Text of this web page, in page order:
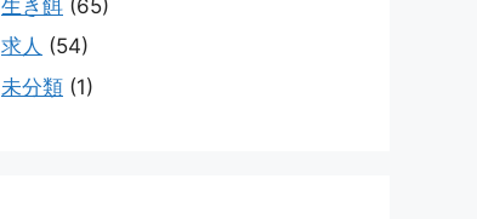
生き餌 (65)
求人 (54)
未分類 (1)